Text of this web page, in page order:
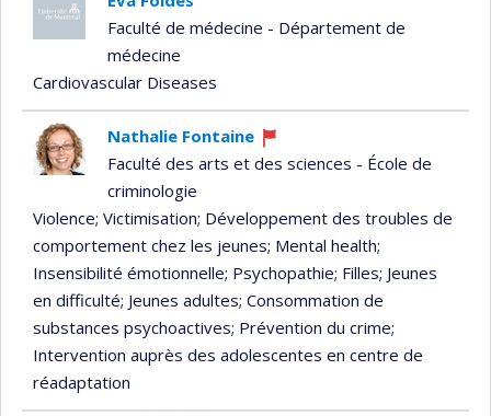
Faculté de médecine - Département de
médecine
Cardiovascular Diseases
Nathalie Fontaine
Currently
Faculté des arts et des sciences - École de
criminologie
Violence; Victimisation; Développement des troubles de
comportement chez les jeunes; Mental health;
Insensibilité émotionnelle; Psychopathie; Filles; Jeunes
en difficulté; Jeunes adultes; Consommation de
substances psychoactives; Prévention du crime;
Intervention auprès des adolescentes en centre de
réadaptation